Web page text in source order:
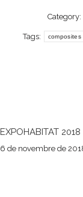
Category:
Tags: composites
EXPOHABITAT 2018
6 de novembre de